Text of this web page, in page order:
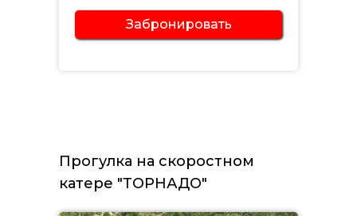
Забронировать
Прогулка на скоростном
катере "ТОРНАДО"